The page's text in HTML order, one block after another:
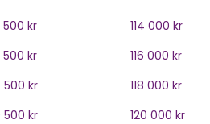
500 kr 114 000 kr
500 kr
116 000 kr
500 kr
118 000 kr
500 kr
120 000 kr